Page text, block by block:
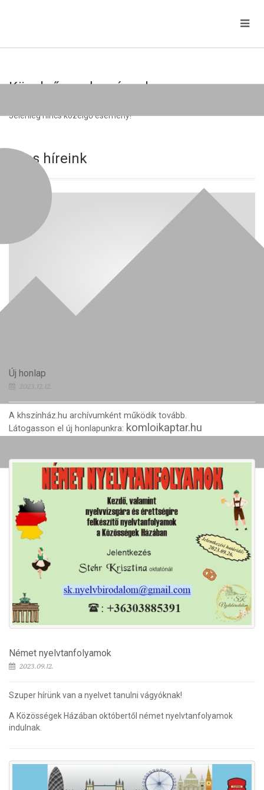
Közelgő rendezvények
Jelenleg nincs közelgő esemény!
Friss híreink
Új honlap
2023.12.12.
A khszínház.hu archívumként működik tovább.
Látogasson el új honlapunkra: komloikaptar.hu
Német nyelvtanfolyamok
2023.09.12.
Szuper hírünk van a nyelvet tanulni vágyóknak!
A Közösségek Házában októbertől német nyelvtanfolyamok
indulnak.